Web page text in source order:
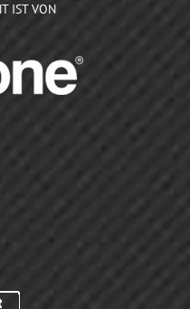
IST VON